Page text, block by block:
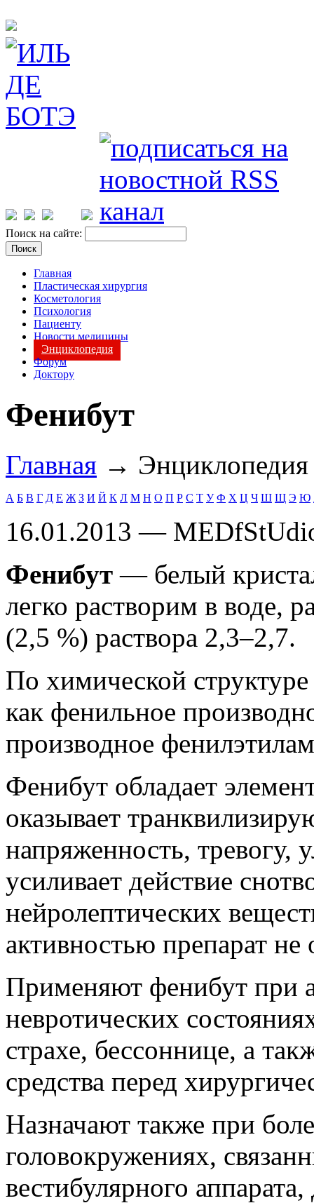
Поиск на сайте:
Главная
Пластическая хирургия
Косметология
Психология
Пациенту
Новости медицины
Энциклопедия
Форум
Доктору
Фенибут
Главная →
А Б В Г Д Е Ж З И Й К Л М Н О П Р С Т У Ф Х Ц Ч Ш Щ Э Ю
16.01.2013 —
Фенибут — белый
легко растворим в воде,
(2,5 %) раствора 2,3–2,7.
По химической
как фенильное
производное
Фенибут обладает
оказывает
напряженность, тревогу,
усиливает действие
нейролептических
активностью препарат не
Применяют фенибут при
невротических
страхе, бессоннице, а
средства перед
Назначают также при
головокружениях,
вестибулярного